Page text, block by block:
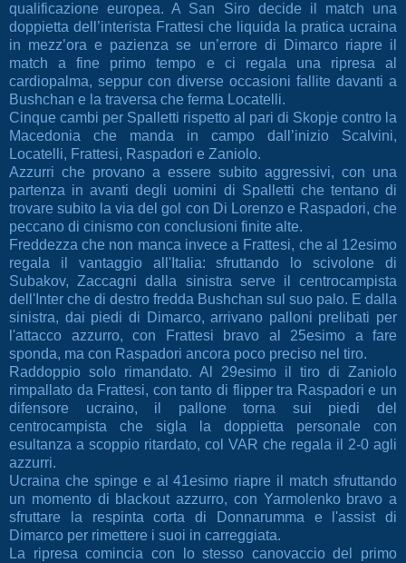
qualificazione europea. A San Siro decide il match una
doppietta dell’interista Frattesi che liquida la pratica ucraina
in mezz’ora e pazienza se un’errore di Dimarco riapre il
match a fine primo tempo e ci regala una ripresa al
cardiopalma, seppur con diverse occasioni fallite davanti a
Bushchan e la traversa che ferma Locatelli.
Cinque cambi per Spalletti rispetto al pari di Skopje contro la
Macedonia che manda in campo dall’inizio Scalvini,
Locatelli, Frattesi, Raspadori e Zaniolo.
Azzurri che provano a essere subito aggressivi, con una
partenza in avanti degli uomini di Spalletti che tentano di
trovare subito la via del gol con Di Lorenzo e Raspadori, che
peccano di cinismo con conclusioni finite alte.
Freddezza che non manca invece a Frattesi, che al 12esimo
regala il vantaggio all'Italia: sfruttando lo scivolone di
Subakov, Zaccagni dalla sinistra serve il centrocampista
dell'Inter che di destro fredda Bushchan sul suo palo. E dalla
sinistra, dai piedi di Dimarco, arrivano palloni prelibati per
l'attacco azzurro, con Frattesi bravo al 25esimo a fare
sponda, ma con Raspadori ancora poco preciso nel tiro.
Raddoppio solo rimandato. Al 29esimo il tiro di Zaniolo
rimpallato da Frattesi, con tanto di flipper tra Raspadori e un
difensore ucraino, il pallone torna sui piedi del
centrocampista che sigla la doppietta personale con
esultanza a scoppio ritardato, col VAR che regala il 2-0 agli
azzurri.
Ucraina che spinge e al 41esimo riapre il match sfruttando
un momento di blackout azzurro, con Yarmolenko bravo a
sfruttare la respinta corta di Donnarumma e l'assist di
Dimarco per rimettere i suoi in carreggiata.
La ripresa comincia con lo stesso canovaccio del primo